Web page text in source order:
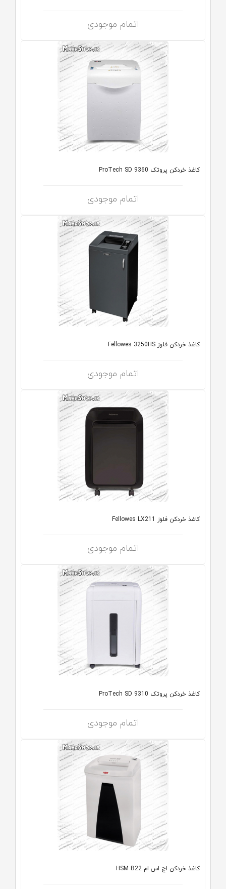
اتمام موجودی
کاغذ خردکن پروتک ProTech SD 9360
اتمام موجودی
کاغذ خردکن فلوز Fellowes 3250HS
اتمام موجودی
کاغذ خردکن فلوز Fellowes LX211
اتمام موجودی
کاغذ خردکن پروتک ProTech SD 9310
اتمام موجودی
کاغذ خردکن اچ اس ام HSM B22